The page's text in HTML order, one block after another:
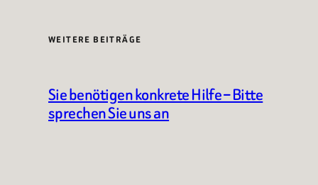
WEITERE BEITRÄGE
Sie benötigen konkrete Hilfe – Bitte
sprechen Sie uns an